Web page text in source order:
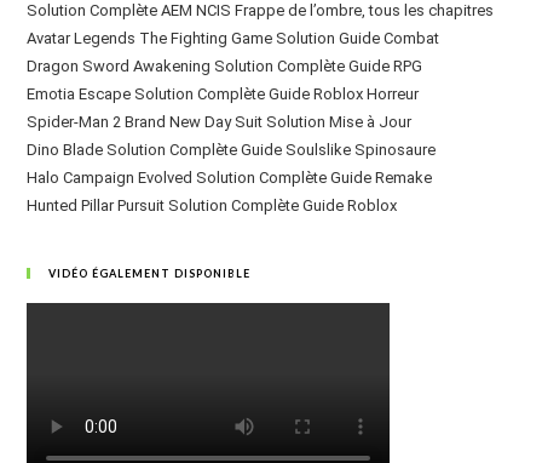
Solution Complète AEM NCIS Frappe de l’ombre, tous les chapitres
Avatar Legends The Fighting Game Solution Guide Combat
Dragon Sword Awakening Solution Complète Guide RPG
Emotia Escape Solution Complète Guide Roblox Horreur
Spider-Man 2 Brand New Day Suit Solution Mise à Jour
Dino Blade Solution Complète Guide Soulslike Spinosaure
Halo Campaign Evolved Solution Complète Guide Remake
Hunted Pillar Pursuit Solution Complète Guide Roblox
VIDÉO ÉGALEMENT DISPONIBLE